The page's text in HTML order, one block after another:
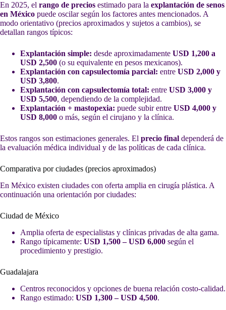
En 2025, el rango de precios estimado para la explantación de senos
en México puede oscilar según los factores antes mencionados. A
modo orientativo (precios aproximados y sujetos a cambios), se
detallan rangos típicos:
Explantación simple: desde aproximadamente USD 1,200 a
USD 2,500 (o su equivalente en pesos mexicanos).
Explantación con capsulectomía parcial: entre USD 2,000 y
USD 3,800.
Explantación con capsulectomía total: entre USD 3,000 y
USD 5,500, dependiendo de la complejidad.
Explantación + mastopexia: puede subir entre USD 4,000 y
USD 8,000 o más, según el cirujano y la clínica.
Estos rangos son estimaciones generales. El precio final dependerá de
la evaluación médica individual y de las políticas de cada clínica.
Comparativa por ciudades (precios aproximados)
En México existen ciudades con oferta amplia en cirugía plástica. A
continuación una orientación por ciudades:
Ciudad de México
Amplia oferta de especialistas y clínicas privadas de alta gama.
Rango típicamente: USD 1,500 – USD 6,000 según el
procedimiento y prestigio.
Guadalajara
Centros reconocidos y opciones de buena relación costo-calidad.
Rango estimado: USD 1,300 – USD 4,500.